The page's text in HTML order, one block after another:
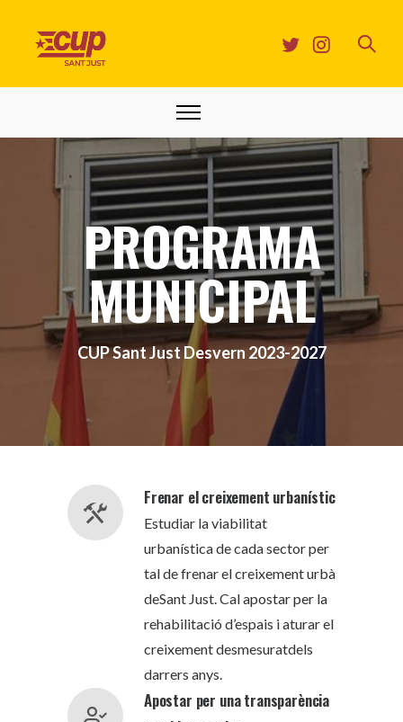
PROGRAMA
MUNICIPAL
CUP Sant Just Desvern 2023-2027
Frenar el creixement urbanístic
Estudiar la viabilitat
urbanística de cada sector per
tal de frenar el creixement urbà
deSant Just. Cal apostar per la
rehabilitació d’espais i aturar el
creixement desmesuratdels
darrers anys.
Apostar per una transparència